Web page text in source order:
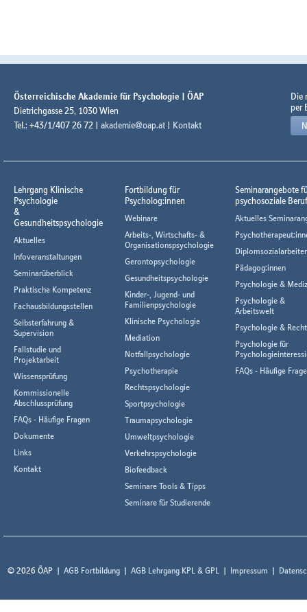
Österreichische Akademie für Psychologie | ÖAP
Dietrichgasse 25, 1030 Wien
Tel.: +43/1/407 26 72 | akademie@oap.at | Kontakt
Die
per
Lehrgang Klinische
Psychologie
&
Gesundheitspsychologie
Aktuelles
Infoveranstaltungen
Seminarüberblick
Praktische Kompetenz
Fachausbildungsstellen
Selbsterfahrung &
Supervision
Fallstudie und
Projektarbeit
Wissensprüfung
Kommissionelle
Abschlussprüfung
FAQs - Häufige Fragen
Dokumente
Links
Kontakt
Fortbildung für
Psycholog:innen
Webinare
Arbeits-, Wirtschafts- &
Organisationspsychologie
Gerontopsychologie
Gesundheitspsychologie
Kinder-, Jugend- und
Familienpsychologie
Klinische Psychologie
Mediation
Notfallpsychologie
Psychotherapie
Rechtspsychologie
Sportpsychologie
Traumapsychologie
Umweltpsychologie
Verkehrspsychologie
Biofeedback
Seminare Tools & Tipps
Seminare für Studierende
Seminarangebote
psychosoziale
Aktuelles
Pädagog:innen
Psychologie &
Psychologie &
Arbeitswelt
Psychologie & Recht
Psychologie für
FAQs - Häufige
© 2026 ÖAP AGB Fortbildung AGB Lehrgang KPL & GPL Impressum